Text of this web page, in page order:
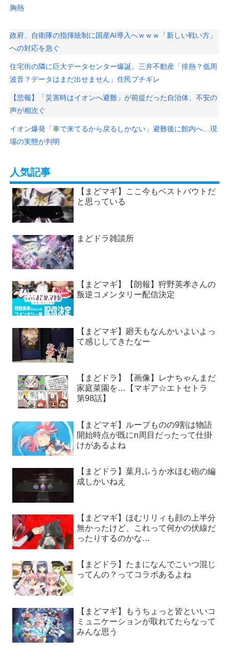
胸熱
政府、自衛隊の指揮統制に国産AI導入へｗｗｗ「新しい戦い方」
への対応を急ぐ
住宅街の隣に巨大データセンター爆誕。三井不動産「排熱？低周
波音？データはまだ出せません」住民ブチギレ
【悲報】「災害時はイオンへ避難」が前提だった自治体、不安の
声が相次ぐ
イオン爆発「車で来てるから戻るしかない」避難後に館内へ…現
場の実態が判明
人気記事
【まどマギ】ここ今もベストバウトだ
と思っている
まどドラ雑談所
【まどマギ】【朗報】狩野英孝さんの
叛逆コメンタリー配信決定
【まどマギ】廻天もなんかいよいよっ
て感じしてきたなー
【まどドラ】【画像】レナちゃんまだ
家庭菜園を…【マギア☆エトセトラ
第98話】
【まどマギ】ループものの9割は物語
開始時点が既にn周目だったって仕掛
けがあるよね
【まどドラ】葉月ふうか水ほむ砲の編
成しかいねえ
【まどマギ】ほむリリィも顔の上半分
無かったけど、これって何かの伏線だ
ったりするのかな…
【まどドラ】たまになんでこいつ混じ
ってんの？ってコラボあるよね
【まどマギ】もうちょっと皆といいコ
ミュニケーションが取れてたらなって
みんな思う